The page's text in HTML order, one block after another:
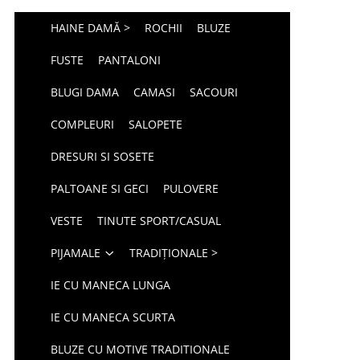
HAINE DAMĂ > ROCHII BLUZE
FUSTE PANTALONI
BLUGI DAMA CAMASI SACOURI
COMPLEURI SALOPETE
DRESURI SI SOSETE
PALTOANE SI GECI PULOVERE
VESTE TINUTE SPORT/CASUAL
PIJAMALE TRADIȚIONALE >
IE CU MANECA LUNGA
IE CU MANECA SCURTA
BLUZE CU MOTIVE TRADITIONALE